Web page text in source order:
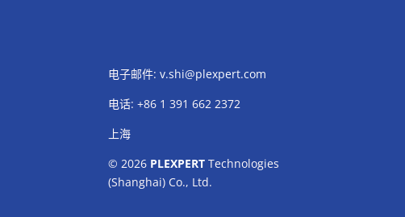
电子邮件:v.shi@plexpert.com
电话: +86 1 391 662 2372
上海
© 2026 PLEXPERT Technologies
(Shanghai) Co., Ltd.